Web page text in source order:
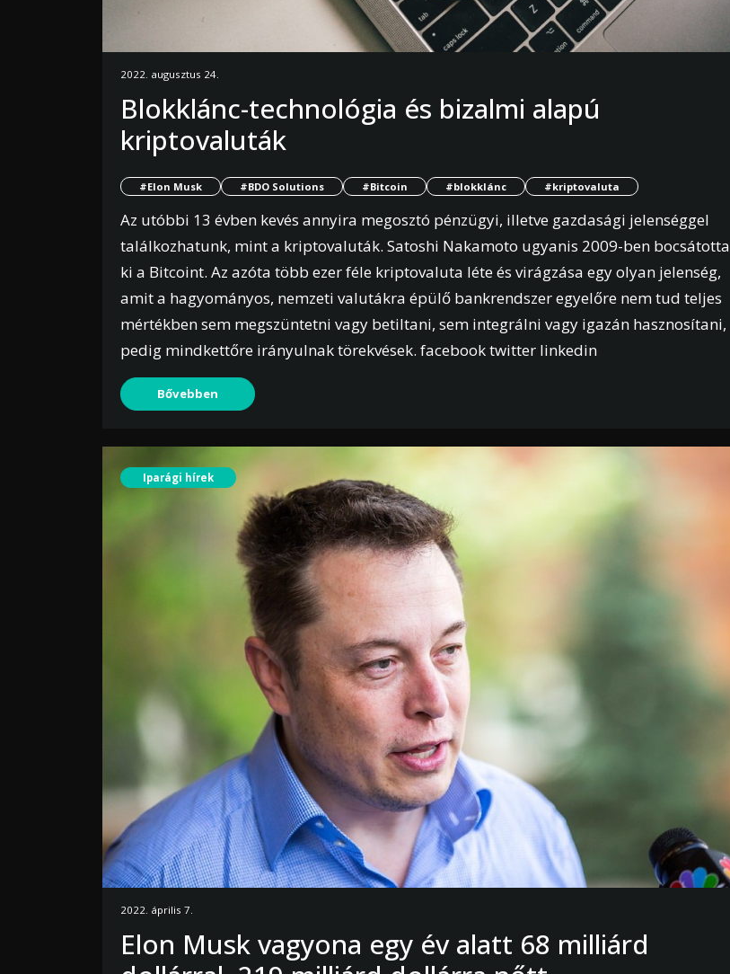
2022. augusztus 24.
Blokklánc-technológia és bizalmi alapú
kriptovaluták
#Elon Musk #BDO Solutions #Bitcoin #blokklánc #kriptovaluta
Az utóbbi 13 évben kevés annyira megosztó pénzügyi, illetve gazdasági jelenséggel
találkozhatunk, mint a kriptovaluták. Satoshi Nakamoto ugyanis 2009-ben bocsátotta
ki a Bitcoint. Az azóta több ezer féle kriptovaluta léte és virágzása egy olyan jelenség,
amit a hagyományos, nemzeti valutákra épülő bankrendszer egyelőre nem tud teljes
mértékben sem megszüntetni vagy betiltani, sem integrálni vagy igazán hasznosítani,
pedig mindkettőre irányulnak törekvések. facebook twitter linkedin
Bővebben
Iparági hírek
2022. április 7.
Elon Musk vagyona egy év alatt 68 milliárd